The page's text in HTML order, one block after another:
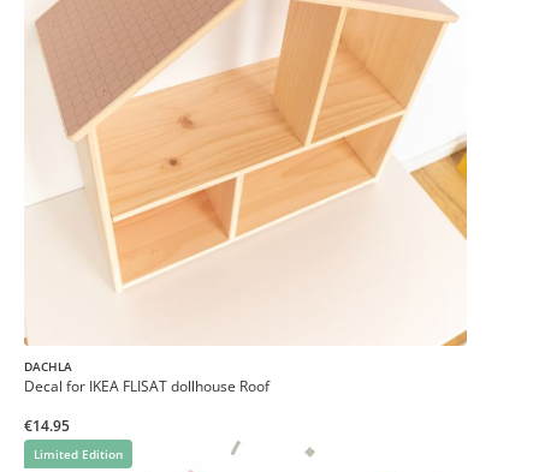
DACHLA
Decal for IKEA FLISAT dollhouse Roof
€14.95
Limited Edition